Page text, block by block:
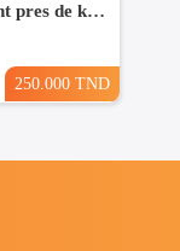
Un terrain pour investissement pres de kelibia
250.000 TND